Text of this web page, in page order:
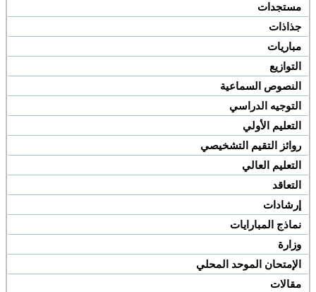
مستجدات
جذاذات
مباريات
التوازيع
النصوص السماعية
التوجيه الدراسي
التعليم الأولي
روائز التقيم التشخيصي
التعليم العالي
التعاقد
إرشادات
نماذج المبارايات
وزارة
الإمتحان الموحد المحلي
مقالات